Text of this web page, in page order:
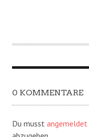
0 KOMMENTARE
Du musst angemeldet